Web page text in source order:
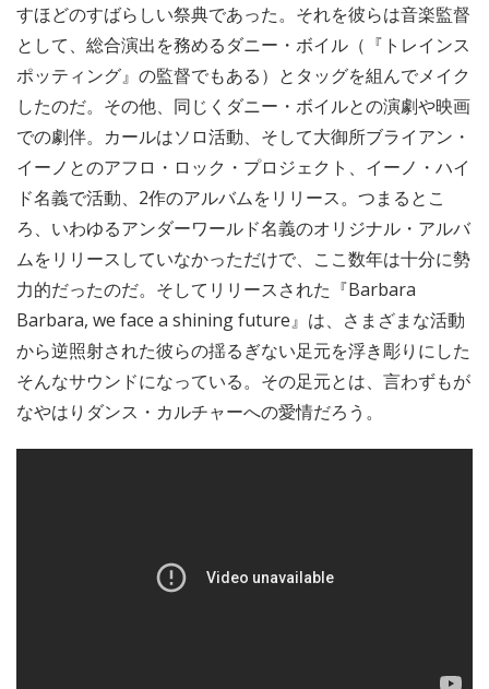
すほどのすばらしい祭典であった。それを彼らは音楽監督
として、総合演出を務めるダニー・ボイル（『トレインス
ポッティング』の監督でもある）とタッグを組んでメイク
したのだ。その他、同じくダニー・ボイルとの演劇や映画
での劇伴。カールはソロ活動、そして大御所ブライアン・
イーノとのアフロ・ロック・プロジェクト、イーノ・ハイ
ド名義で活動、2作のアルバムをリリース。つまるとこ
ろ、いわゆるアンダーワールド名義のオリジナル・アルバ
ムをリリースしていなかっただけで、ここ数年は十分に勢
力的だったのだ。そしてリリースされた『Barbara
Barbara, we face a shining future』は、さまざまな活動
から逆照射された彼らの揺るぎない足元を浮き彫りにした
そんなサウンドになっている。その足元とは、言わずもが
なやはりダンス・カルチャーへの愛情だろう。